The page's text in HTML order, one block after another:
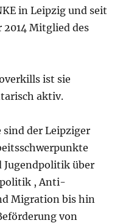
in Leipzig und seit
2014 Mitglied des
ist sie
aktiv.
der Leipziger
über
, Anti-
Migration bis hin
von